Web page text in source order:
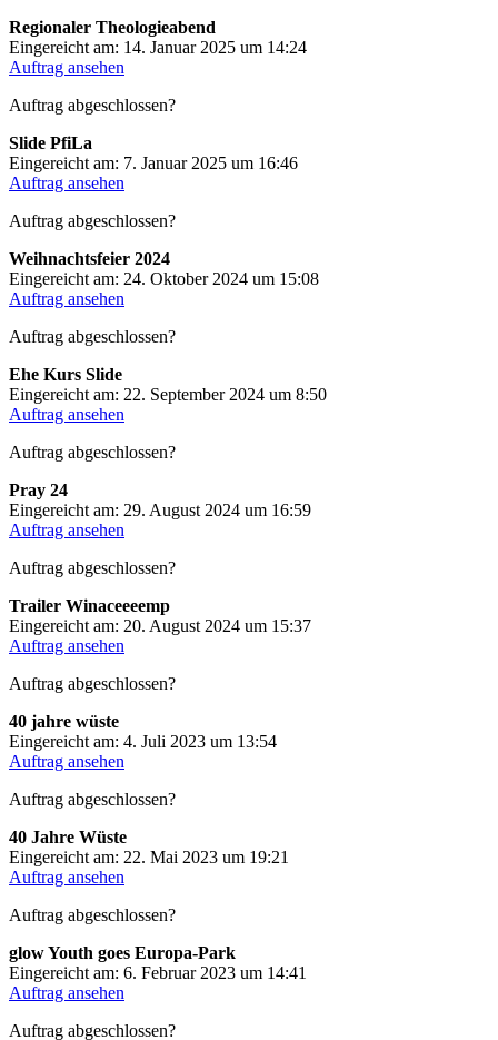
Regionaler Theologieabend
Eingereicht am: 14. Januar 2025 um 14:24
Auftrag ansehen
Auftrag abgeschlossen?
Slide PfiLa
Eingereicht am: 7. Januar 2025 um 16:46
Auftrag ansehen
Auftrag abgeschlossen?
Weihnachtsfeier 2024
Eingereicht am: 24. Oktober 2024 um 15:08
Auftrag ansehen
Auftrag abgeschlossen?
Ehe Kurs Slide
Eingereicht am: 22. September 2024 um 8:50
Auftrag ansehen
Auftrag abgeschlossen?
Pray 24
Eingereicht am: 29. August 2024 um 16:59
Auftrag ansehen
Auftrag abgeschlossen?
Trailer Winaceeeemp
Eingereicht am: 20. August 2024 um 15:37
Auftrag ansehen
Auftrag abgeschlossen?
40 jahre wüste
Eingereicht am: 4. Juli 2023 um 13:54
Auftrag ansehen
Auftrag abgeschlossen?
40 Jahre Wüste
Eingereicht am: 22. Mai 2023 um 19:21
Auftrag ansehen
Auftrag abgeschlossen?
glow Youth goes Europa-Park
Eingereicht am: 6. Februar 2023 um 14:41
Auftrag ansehen
Auftrag abgeschlossen?